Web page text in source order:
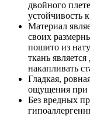
двойного
устойчивость
Материал
своих
пошито из
ткань
накапливать
Гладкая,
ощущения при
Без вредных